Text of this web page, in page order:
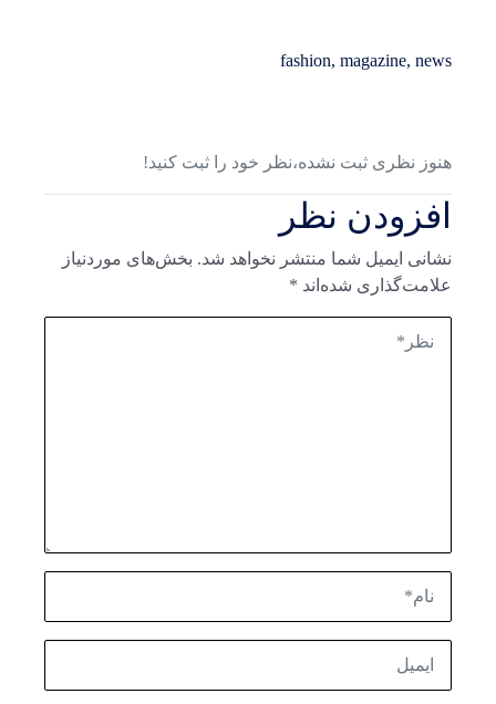
fashion, magazine, news
هنوز نظری ثبت نشده،نظر خود را ثبت کنید!
افزودن نظر
نشانی ایمیل شما منتشر نخواهد شد. بخش‌های موردنیاز
علامت‌گذاری شده‌اند *